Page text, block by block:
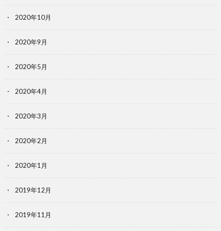
2020年10月
2020年9月
2020年5月
2020年4月
2020年3月
2020年2月
2020年1月
2019年12月
2019年11月